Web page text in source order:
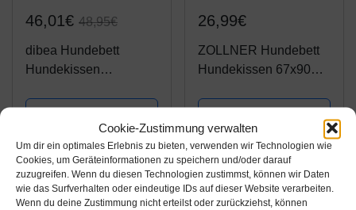
Cookie-Zustimmung verwalten
Um dir ein optimales Erlebnis zu bieten, verwenden wir Technologien wie
Cookies, um Geräteinformationen zu speichern und/oder darauf
zuzugreifen. Wenn du diesen Technologien zustimmst, können wir Daten
wie das Surfverhalten oder eindeutige IDs auf dieser Website verarbeiten.
Wenn du deine Zustimmung nicht erteilst oder zurückziehst, können
46,01€ 48,95€
dibea Hundebett
Hundekissen
Wendekissen meliert
(L) 110x80 cm Grau
Produkt ansehen*
26,99€
ZOLLNER Hundebett
Hundekissen 67x90
Antirutschnoppen
Produkt ansehen*
-19%